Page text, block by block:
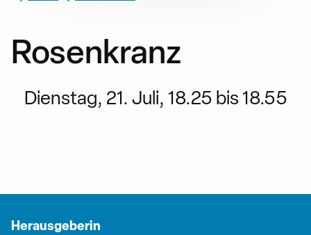
Rosenkranz
Dienstag, 21. Juli, 18.25 bis 18.55
Herausgeberin